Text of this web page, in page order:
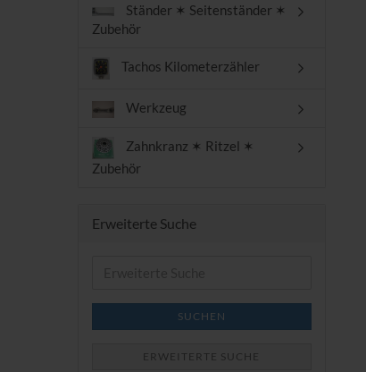
Ständer ✶ Seitenständer ✶
Zubehör
Tachos Kilometerzähler
Werkzeug
Zahnkranz ✶ Ritzel ✶
Zubehör
Erweiterte Suche
SUCHEN
ERWEITERTE SUCHE